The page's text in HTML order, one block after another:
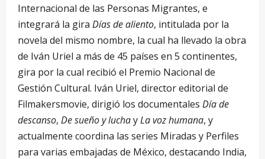
Internacional de las Personas Migrantes, e
integrará la gira Días de aliento, intitulada por la
novela del mismo nombre, la cual ha llevado la obra
de Iván Uriel a más de 45 países en 5 continentes,
gira por la cual recibió el Premio Nacional de
Gestión Cultural. Iván Uriel, director editorial de
Filmakersmovie, dirigió los documentales Día de
descanso, De sueño y luchayLa voz humana, y
actualmente coordina las series Miradas y Perfiles
para varias embajadas de México, destacando India,